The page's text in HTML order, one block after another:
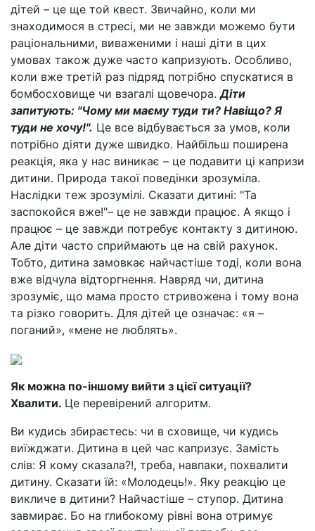
дітей – це ще той квест. Звичайно, коли ми
знаходимося в стресі, ми не завжди можемо бути
раціональними, виваженими і наші діти в цих
умовах також дуже часто капризують. Особливо,
коли вже третій раз підряд потрібно спускатися в
бомбосховище чи взагалі щовечора.Діти
запитують: "Чому ми маєму туди ти? Навіщо? Я
туди не хочу!". Це все відбувається за умов, коли
потрібно діяти дуже швидко. Найбільш поширена
реакція, яка у нас виникає – це подавити ці капризи
дитини. Природа такої поведінки зрозуміла.
Наслідки теж зрозумілі. Сказати дитині: "Та
заспокойся вже!"– це не завжди працює. А якщо і
працює – це завжди потребує контакту з дитиною.
Але діти часто сприймають це на свій рахунок.
Тобто, дитина замовкає найчастіше тоді, коли вона
вже відчула відторгнення. Навряд чи, дитина
зрозуміє, що мама просто стривожена і тому вона
та різко говорить. Для дітей це означає: «я –
поганий», «мене не люблять».
Як можна по-іншому вийти з цієї ситуації?
Хвалити. Це перевірений алгоритм.
Ви кудись збираєтесь: чи в сховище, чи кудись
виїжджати. Дитина в цей час капризує. Замість
слів: Я кому сказала?!, треба, навпаки, похвалити
дитину. Сказати їй: «Молодець!». Яку реакцію це
викличе в дитини? Найчастіше – ступор. Дитина
завмирає. Бо на глибокому рівні вона отримує